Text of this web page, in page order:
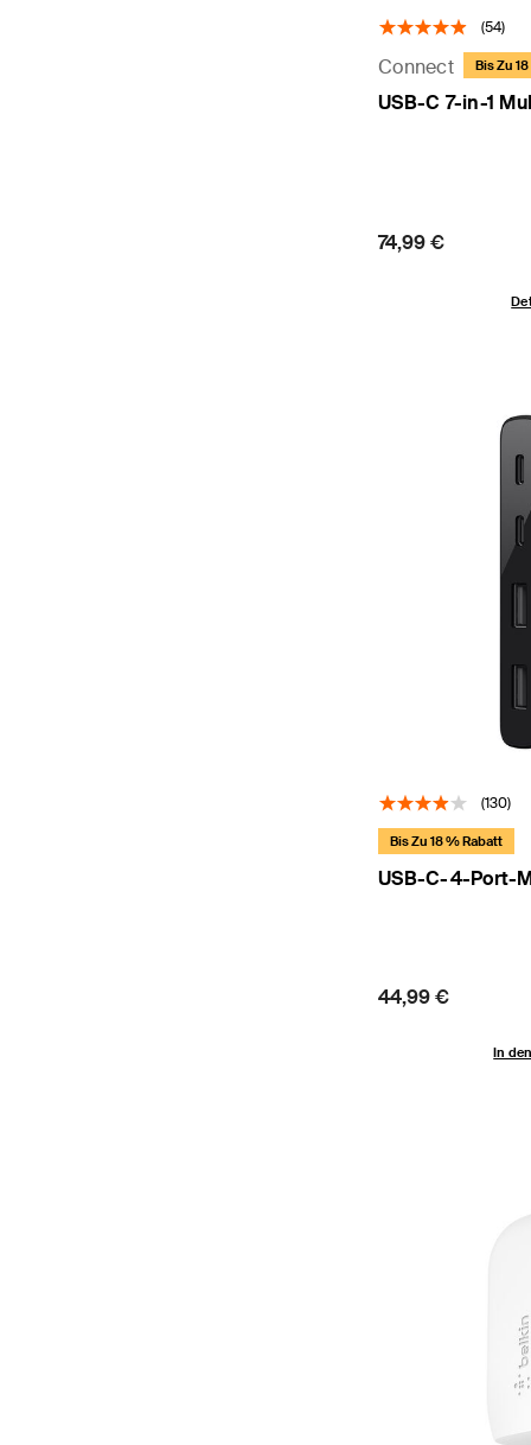
(54)
Connect Bis Zu
USB-C 7-in-1
Price:
74,99 €
(130)
Bis Zu 18 % Rabatt
USB-C-4-Port-
Price:
44,99 €
In